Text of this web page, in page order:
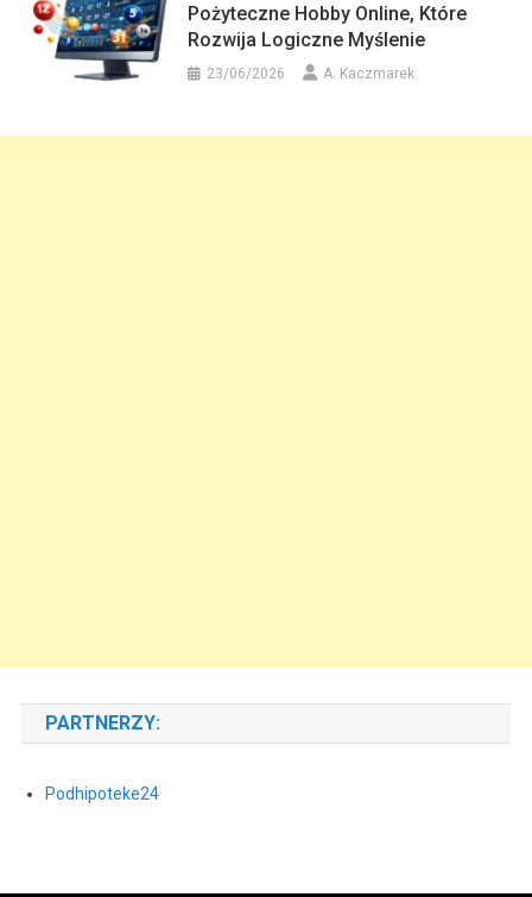
Pożyteczne Hobby Online, Które
Rozwija Logiczne Myślenie
23/06/2026 A. Kaczmarek
PARTNERZY:
Podhipoteke24